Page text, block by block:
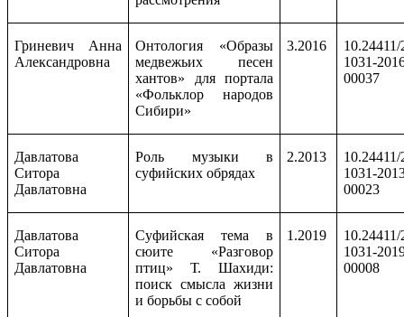
Гриневич Анна
Александровна
Онтология «Образы
медвежьих песен
хантов» для портала
«Фольклор народов
Сибири»
3.2016
1031-
00037
Давлатова
Ситора
Давлатовна
Роль музыки в
суфийских обрядах
2.2013
1031-
00023
Давлатова
Ситора
Давлатовна
Суфийская тема в
сюите «Разговор
птиц» Т. Шахиди:
поиск смысла жизни
и борьбы с собой
1.2019
1031-
00008